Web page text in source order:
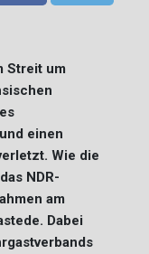
Streit um
einen
Wie die
NDR-
am
Dabei